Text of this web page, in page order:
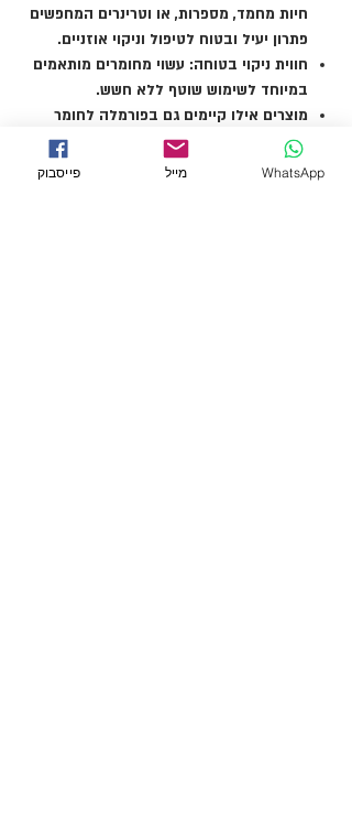
חיות מחמד, מספרות, או וטרינרים המחפשים
פתרון יעיל ובטוח לטיפול וניקוי אוזניים.
חווית ניקוי בטוחה: עשוי מחומרים מותאמים
במיוחד לשימוש שוטף ללא חשש.
מוצרים אילו קיימים גם בפורמלה לחומר
שטיפה ייעודי לעיניים Ultra Vet Clear!
Eyeבאותם גדלים של אריזות. - בקבוק
פייסבוק מייל WhatsApp